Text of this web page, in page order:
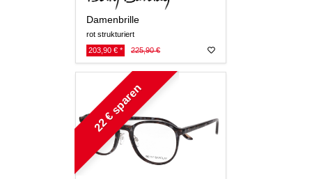
Damenbrille
rot strukturiert
203,90 € *
225,90 €
22 € sparen